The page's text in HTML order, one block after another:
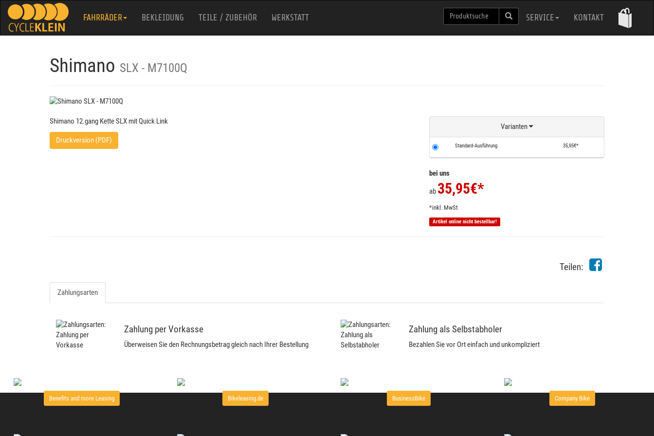
FAHRRÄDER BEKLEIDUNG TEILE / ZUBEHÖR WERKSTATT SERVICE KONTAKT
Shimano SLX - M7100Q
Shimano 12.gang Kette SLX mit Quick Link
Druckversion (PDF)
Varianten
Standard-Ausführung 35,95€*
bei uns
ab 35,95€*
*inkl. MwSt
Artikel online nicht bestellbar!
Teilen:
Zahlungsarten
Zahlung per Vorkasse
Überweisen Sie den Rechnungsbetrag gleich nach Ihrer Bestellung
Zahlung als Selbstabholer
Bezahlen Sie vor Ort einfach und unkompliziert
Benefits and more Leasing Bikeleasing.de BusinessBike Company Bike